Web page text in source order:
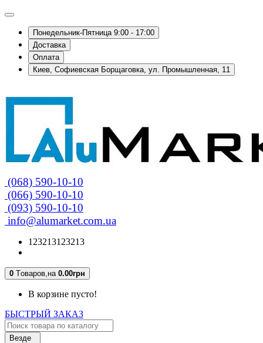
Понедельник-Пятница 9:00 - 17:00
Доставка
Оплата
Киев, Софиевская Борщаговка, ул. Промышленная, 11
(068) 590-10-10
(066) 590-10-10
(093) 590-10-10
info@alumarket.com.ua
123213123213
0 Tоваров, на 0.00грн
В корзине пусто!
БЫСТРЫЙ ЗАКАЗ
Везде